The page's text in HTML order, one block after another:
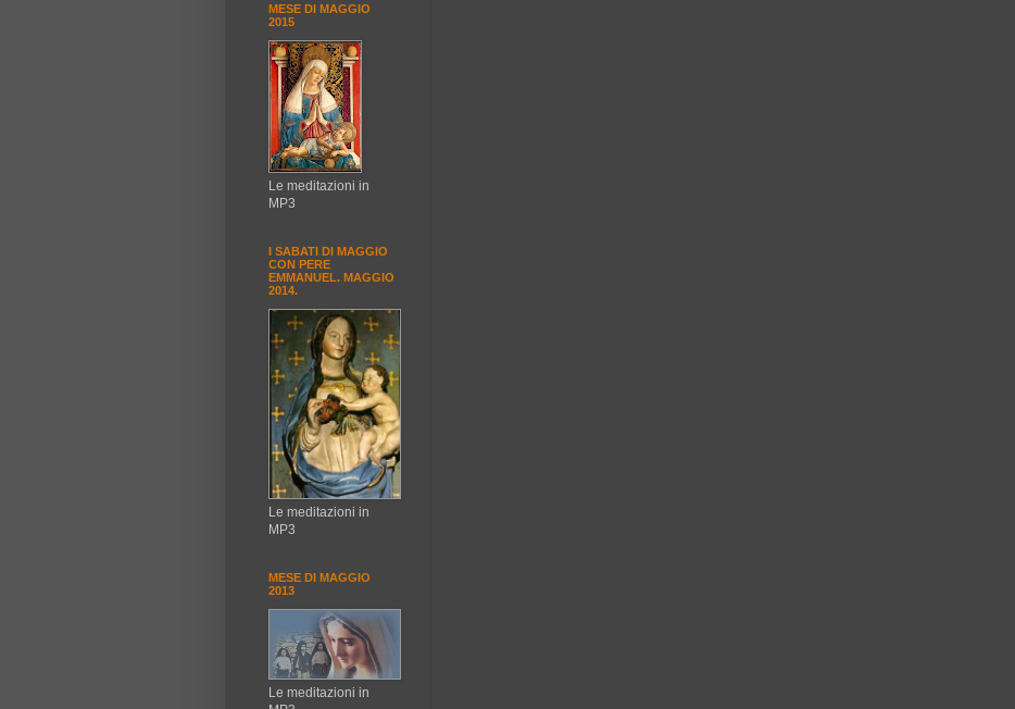
MESE DI MAGGIO
2015
Le meditazioni in
MP3
I SABATI DI MAGGIO
CON PERE
EMMANUEL. MAGGIO
2014.
Le meditazioni in
MP3
MESE DI MAGGIO
2013
Le meditazioni in